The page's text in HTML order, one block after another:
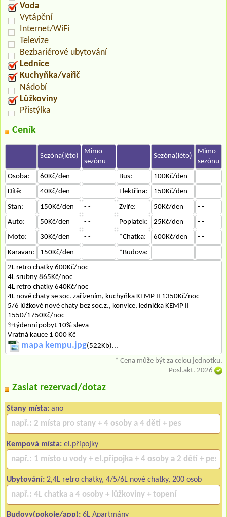
Voda
Vytápění
Internet/WiFi
Televize
Bezbariérové ubytování
Lednice
Kuchyňka/vařič
Nádobí
Lůžkoviny
Přistýlka
Ceník
Sezóna(léto)
Mimo
sezónu
Sezóna(léto)
Mimo
sezónu
Osoba:
60Kč/den - - Bus: 100Kč/den
- -
Dítě:
40Kč/den - - Elektřina: 150Kč/den
- -
Stan:
150Kč/den - - Zvíře: 50Kč/den
- -
Auto:
50Kč/den - - Poplatek: 25Kč/den
- -
Moto:
30Kč/den - - *Chatka: 600Kč/den
- -
Karavan:
150Kč/den - - *Budova: - -
- -
2L retro chatky 600Kč/noc
4L srubny 865Kč/noc
4L retro chatky 640Kč/noc
4L nové chaty se soc. zařízením, kuchyňka KEMP II 1350Kč/noc
5/6 lůžkové nové chaty bez soc.z., konvice, lednička KEMP II
1550/1750Kč/noc
✨týdenní pobyt 10% sleva
Vratná kauce 1 000 Kč
mapa kempu.jpg(522Kb)...
* Cena může být za celou jednotku.
Posl.akt. 2026
Zaslat rezervaci/dotaz
Stany místa: ano
Kempová místa: el.přípojky
Ubytování: 2,4L retro chatky, 4/5/6L nové chatky, 200 osob
Budovy(pokoje/app): 6L Apartmány